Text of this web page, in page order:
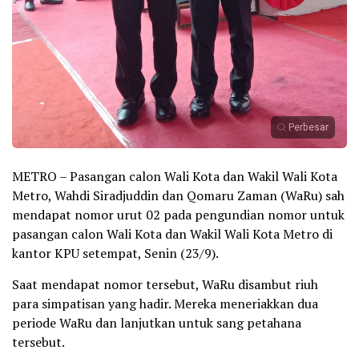
Perbesar
METRO – Pasangan calon Wali Kota dan Wakil Wali Kota
Metro, Wahdi Siradjuddin dan Qomaru Zaman (WaRu) sah
mendapat nomor urut 02 pada pengundian nomor untuk
pasangan calon Wali Kota dan Wakil Wali Kota Metro di
kantor KPU setempat, Senin (23/9).
Saat mendapat nomor tersebut, WaRu disambut riuh
para simpatisan yang hadir. Mereka meneriakkan dua
periode WaRu dan lanjutkan untuk sang petahana
tersebut.